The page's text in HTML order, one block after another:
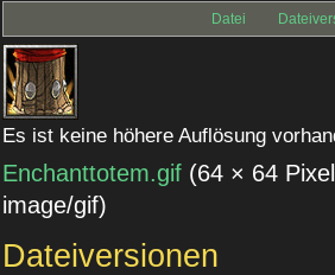
Datei
Es ist keine höhere Auflösung
Enchanttotem.gif (64 × 64
image/gif)
Dateiversionen